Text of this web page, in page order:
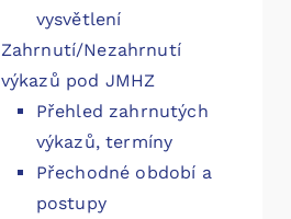
vysvětlení
Zahrnutí/Nezahrnutí
výkazů pod JMHZ
Přehled zahrnutých
výkazů, termíny
Přechodné období a
postupy